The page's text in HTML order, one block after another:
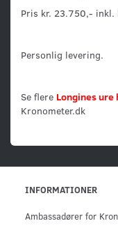
Pris kr. 23.750,- inkl.
Personlig levering.
Se flere Longines ure
Kronometer.dk
INFORMATIONER
Ambassadører for